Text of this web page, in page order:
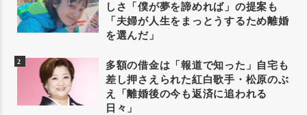
しさ「僕が夢を諦めれば」の提案も
「夫婦が人生をまっとうするため離婚
を選んだ」
多額の借金は「報道で知った」自宅も
差し押さえられた紅白歌手・松原のぶ
え「離婚後の今も返済に追われる
日々」